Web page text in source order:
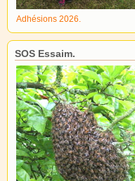
Adhésions 2026.
SOS Essaim.